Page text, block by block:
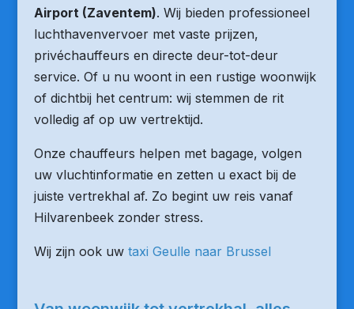
Airport (Zaventem). Wij bieden professioneel
luchthavenvervoer met vaste prijzen,
privéchauffeurs en directe deur-tot-deur
service. Of u nu woont in een rustige woonwijk
of dichtbij het centrum: wij stemmen de rit
volledig af op uw vertrektijd.
Onze chauffeurs helpen met bagage, volgen
uw vluchtinformatie en zetten u exact bij de
juiste vertrekhal af. Zo begint uw reis vanaf
Hilvarenbeek zonder stress.
Wij zijn ook uw taxi Geulle naar Brussel